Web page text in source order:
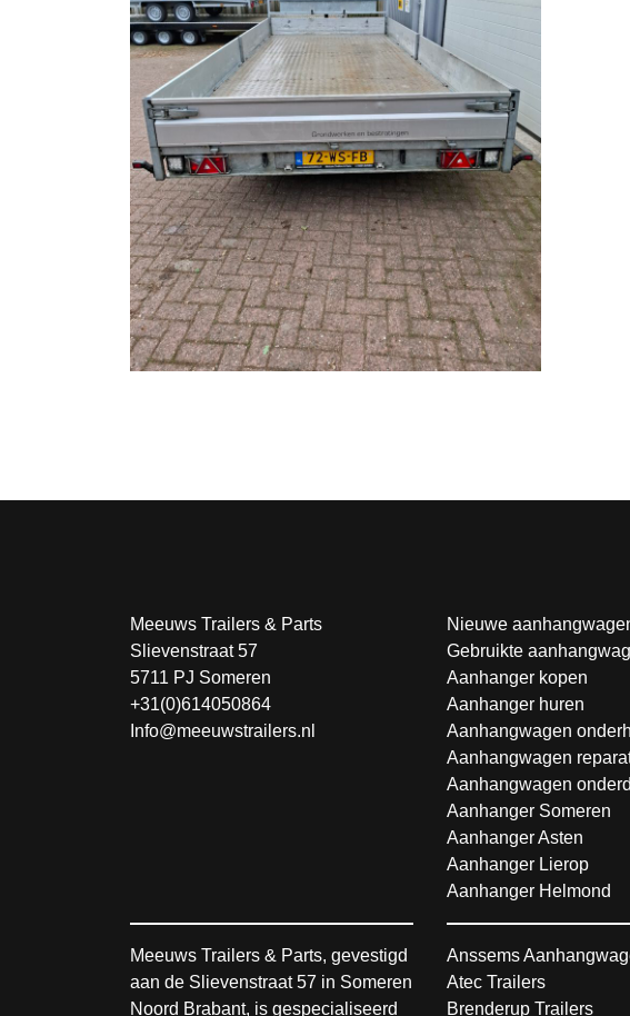
Meeuws Trailers & Parts
Slievenstraat 57
5711 PJ Someren
+31(0)614050864
Info@meeuwstrailers.nl
Nieuwe
Gebruikte
Aanhanger kopen
Aanhanger huren
Aanhangwagen
Aanhangwagen
Aanhangwagen
Aanhanger Someren
Aanhanger Asten
Aanhanger Lierop
Aanhanger Helmond
Meeuws Trailers & Parts, gevestigd
aan de Slievenstraat 57 in Someren
Noord Brabant, is gespecialiseerd
Anssems
Atec Trailers
Brenderup Trailers